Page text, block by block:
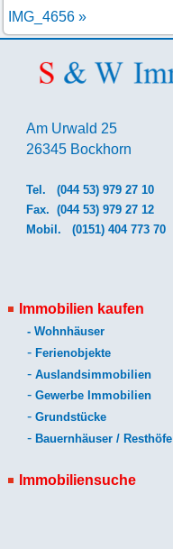
IMG_4656 »
Am Urwald 25
26345 Bockhorn
Tel. (044 53) 979 27 10
Fax. (044 53) 979 27 12
Mobil. (0151) 404 773 70
Immobilien kaufen
- Wohnhäuser
- Ferienobjekte
- Auslandsimmobilien
- Gewerbe Immobilien
- Grundstücke
- Bauernhäuser / Resthöfe
Immobiliensuche